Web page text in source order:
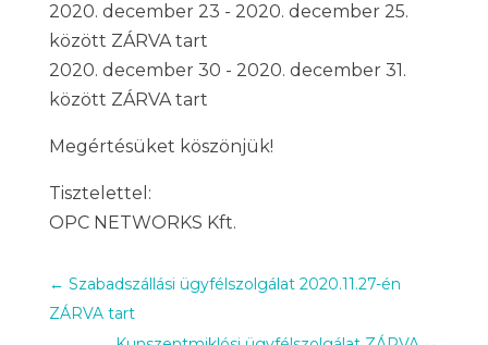
2020. december 23 - 2020. december 25.
között ZÁRVA tart
2020. december 30 - 2020. december 31.
között ZÁRVA tart
Megértésüket köszönjük!
Tisztelettel:
OPC NETWORKS Kft.
← Szabadszállási ügyfélszolgálat 2020.11.27-én
ZÁRVA tart